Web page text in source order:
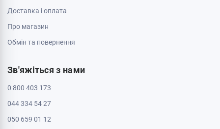
Доставка і оплата
Про магазин
Обмін та повернення
Зв'яжіться з нами
0 800 403 173
044 334 54 27
050 659 01 12